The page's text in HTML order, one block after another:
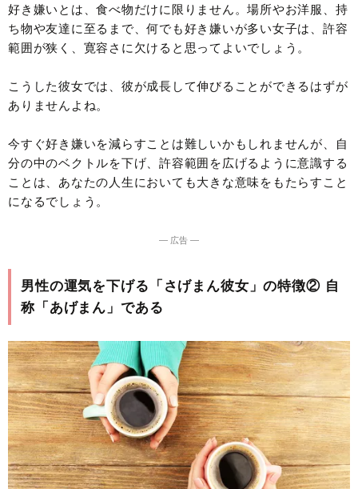
好き嫌いとは、食べ物だけに限りません。場所やお洋服、持
ち物や友達に至るまで、何でも好き嫌いが多い女子は、許容
範囲が狭く、寛容さに欠けると思ってよいでしょう。
こうした彼女では、彼が成長して伸びることができるはずが
ありませんよね。
今すぐ好き嫌いを減らすことは難しいかもしれませんが、自
分の中のベクトルを下げ、許容範囲を広げるように意識する
ことは、あなたの人生においても大きな意味をもたらすこと
になるでしょう。
― 広告 ―
男性の運気を下げる「さげまん彼女」の特徴② 自
称「あげまん」である